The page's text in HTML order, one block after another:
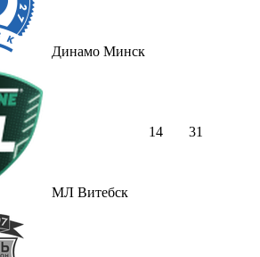
Динамо Минск
МЛ Витебск
14 31